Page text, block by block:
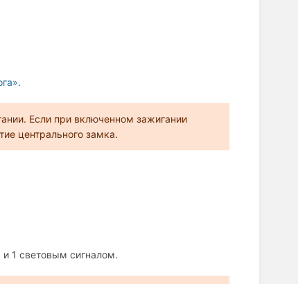
.
Если при включенном зажигании
центрального замка.
1 световым сигналом.